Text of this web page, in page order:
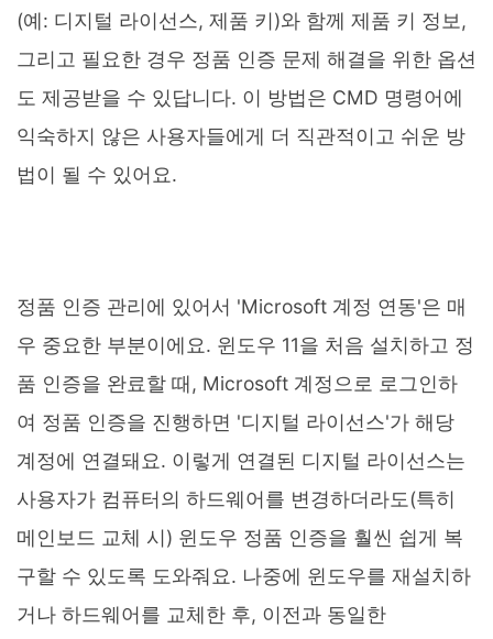
(예: 디지털 라이선스, 제품 키)와 함께 제품 키 정보,
그리고 필요한 경우 정품 인증 문제 해결을 위한 옵션
도 제공받을 수 있답니다. 이 방법은 CMD 명령어에
익숙하지 않은 사용자들에게 더 직관적이고 쉬운 방
법이 될 수 있어요.
정품 인증 관리에 있어서 'Microsoft 계정 연동'은 매
우 중요한 부분이에요. 윈도우 11을 처음 설치하고 정
품 인증을 완료할 때, Microsoft 계정으로 로그인하
여 정품 인증을 진행하면 '디지털 라이선스'가 해당
계정에 연결돼요. 이렇게 연결된 디지털 라이선스는
사용자가 컴퓨터의 하드웨어를 변경하더라도(특히
메인보드 교체 시) 윈도우 정품 인증을 훨씬 쉽게 복
구할 수 있도록 도와줘요. 나중에 윈도우를 재설치하
거나 하드웨어를 교체한 후, 이전과 동일한